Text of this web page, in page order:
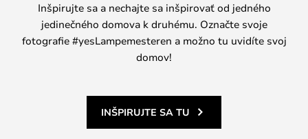
Inšpirujte sa a nechajte sa inšpirovať od jedného
jedinečného domova k druhému. Označte svoje
fotografie #yesLampemesteren a možno tu uvidíte svoj
domov!
INŠPIRUJTE SA TU